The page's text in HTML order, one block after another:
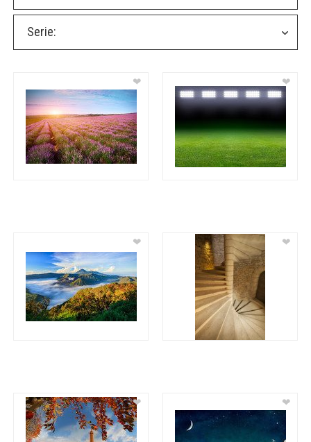
Serie:
❤ ❤
❤ ❤
❤ ❤